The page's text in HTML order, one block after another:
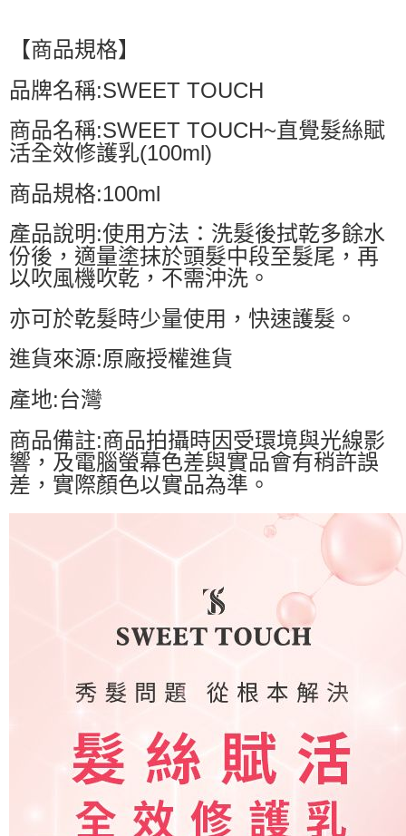
【商品規格】
品牌名稱:SWEET TOUCH
商品名稱:SWEET TOUCH~直覺髮絲賦
活全效修護乳(100ml)
商品規格:100ml
產品說明:使用方法：洗髮後拭乾多餘水
份後，適量塗抹於頭髮中段至髮尾，再
以吹風機吹乾，不需沖洗。
亦可於乾髮時少量使用，快速護髮。
進貨來源:原廠授權進貨
產地:台灣
商品備註:商品拍攝時因受環境與光線影
響，及電腦螢幕色差與實品會有稍許誤
差，實際顏色以實品為準。